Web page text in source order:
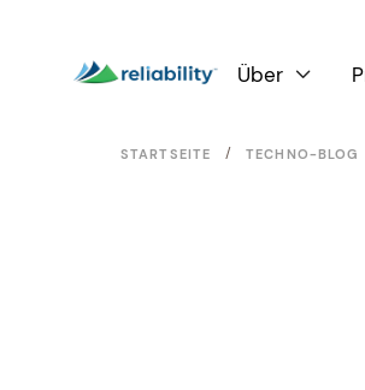
Über 
STARTSEITE / TECHNO-BLOG